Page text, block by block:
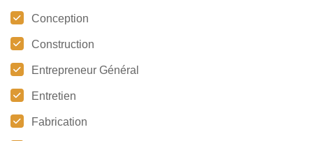
Conception
Construction
Entrepreneur Général
Entretien
Fabrication